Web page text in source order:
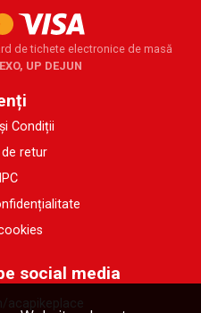
de tichete electronice de masă
UP DEJUN
Condiții
retur
social media
acapikeplace